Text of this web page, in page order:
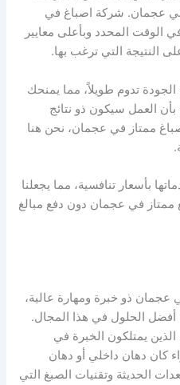
في عجمان. شركة اصباغ في
المحدد وبأعلى معايير
النتيجة التي ترغب بها.
تدوم طويلاً، مما يمنحك
بأن العمل سيكون ذو نتائج
ممتاز في عجمان، نحن هنا
بأسعار تنافسية، مما يجعلنا
ممتاز في عجمان دون دفع مبالغ
ذو خبرة ومهارة عالية،
الحلول في هذا المجال.
الذين يمتلكون الخبرة في
كان دهان داخلي أو دهان
الحديثة وتقنيات الصبغ التي